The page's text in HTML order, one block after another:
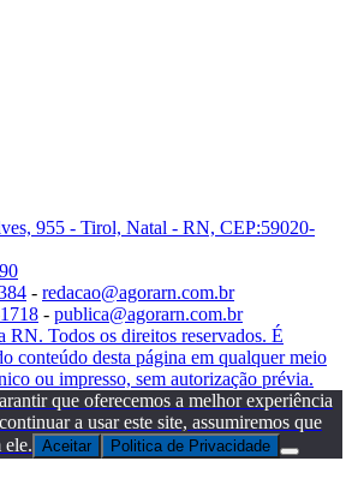
955 - Tirol, Natal - RN, CEP:59020-
- redacao@agorarn.com.br
- publica@agorarn.com.br
Todos os direitos reservados. É
conteúdo desta página em qualquer meio
ou impresso, sem autorização prévia.
que oferecemos a melhor experiência
a usar este site, assumiremos que
ele. Aceitar Politica de Privacidade